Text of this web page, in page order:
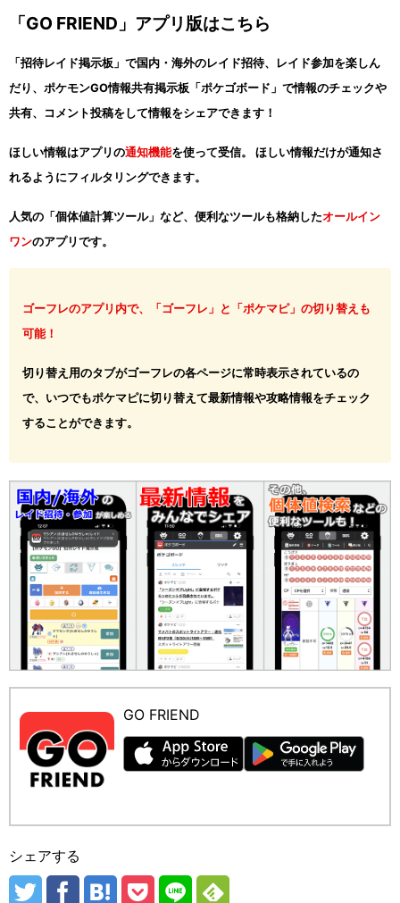
「GO FRIEND」アプリ版はこちら
「招待レイド掲示板」で国内・海外のレイド招待、レイド参加を楽しん
だり、ポケモンGO情報共有掲示板「ポケゴボード」で情報のチェックや
共有、コメント投稿をして情報をシェアできます！
ほしい情報はアプリの通知機能を使って受信。 ほしい情報だけが通知さ
れるようにフィルタリングできます。
人気の「個体値計算ツール」など、便利なツールも格納したオールイン
ワンのアプリです。
ゴーフレのアプリ内で、「ゴーフレ」と「ポケマピ」の切り替えも
可能！
切り替え用のタブがゴーフレの各ページに常時表示されているの
で、いつでもポケマピに切り替えて最新情報や攻略情報をチェック
することができます。
GO FRIEND
シェアする